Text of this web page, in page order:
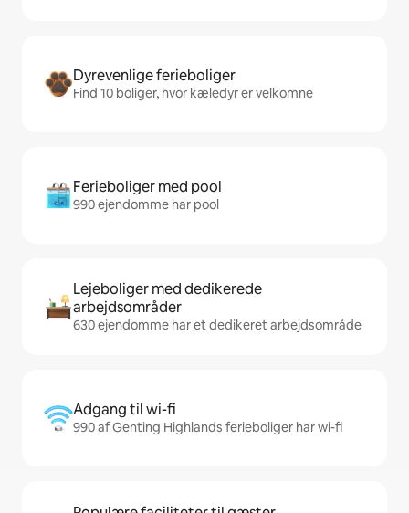
Dyrevenlige ferieboliger
Find 10 boliger, hvor kæledyr er velkomne
Ferieboliger med pool
990 ejendomme har pool
Lejeboliger med dedikerede
arbejdsområder
630 ejendomme har et dedikeret arbejdsområde
Adgang til wi-fi
990 af Genting Highlands ferieboliger har wi-fi